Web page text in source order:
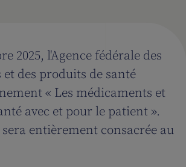
2025, l'Agence fédérale des
des produits de santé
« Les médicaments et
avec et pour le patient ».
entièrement consacrée au